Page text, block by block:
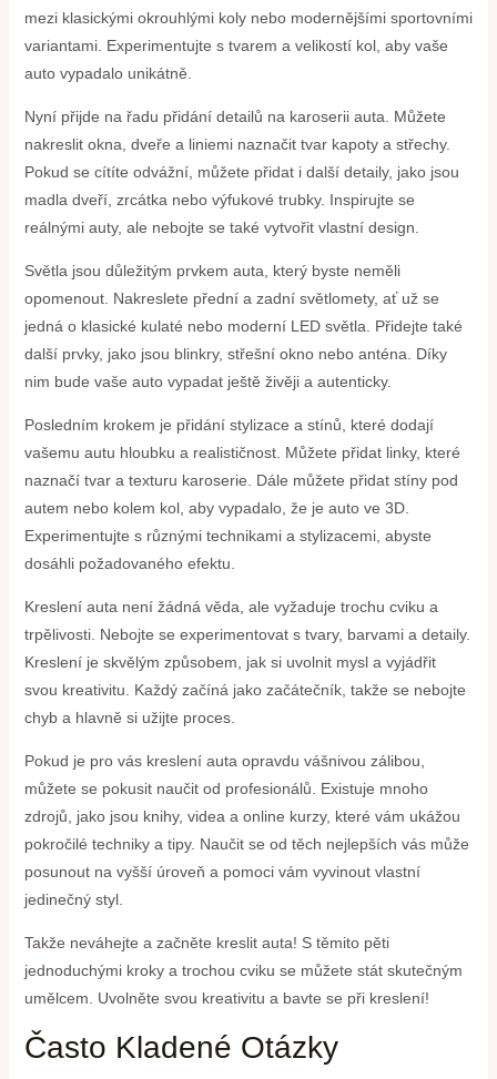
mezi klasickými okrouhlými koly nebo modernějšími sportovními
variantami. Experimentujte s tvarem a velikostí kol, aby vaše
auto vypadalo unikátně.
Nyní přijde na řadu přidání detailů na karoserii auta. Můžete
nakreslit okna, dveře a liniemi naznačit tvar kapoty a střechy.
Pokud se cítíte odvážní, můžete přidat i další detaily, jako jsou
madla dveří, zrcátka nebo výfukové trubky. Inspirujte se
reálnými auty, ale nebojte se také vytvořit vlastní design.
Světla jsou důležitým prvkem auta, který byste neměli
opomenout. Nakreslete přední a zadní světlomety, ať už se
jedná o klasické kulaté nebo moderní LED světla. Přidejte také
další prvky, jako jsou blinkry, střešní okno nebo anténa. Díky
nim bude vaše auto vypadat ještě živěji a autenticky.
Posledním krokem je přidání stylizace a stínů, které dodají
vašemu autu hloubku a realističnost. Můžete přidat linky, které
naznačí tvar a texturu karoserie. Dále můžete přidat stíny pod
autem nebo kolem kol, aby vypadalo, že je auto ve 3D.
Experimentujte s různými technikami a stylizacemi, abyste
dosáhli požadovaného efektu.
Kreslení auta není žádná věda, ale vyžaduje trochu cviku a
trpělivosti. Nebojte se experimentovat s tvary, barvami a detaily.
Kreslení je skvělým způsobem, jak si uvolnit mysl a vyjádřit
svou kreativitu. Každý začíná jako začátečník, takže se nebojte
chyb a hlavně si užijte proces.
Pokud je pro vás kreslení auta opravdu vášnivou zálibou,
můžete se pokusit naučit od profesionálů. Existuje mnoho
zdrojů, jako jsou knihy, videa a online kurzy, které vám ukážou
pokročilé techniky a tipy. Naučit se od těch nejlepších vás může
posunout na vyšší úroveň a pomoci vám vyvinout vlastní
jedinečný styl.
Takže neváhejte a začněte kreslit auta! S těmito pěti
jednoduchými kroky a trochou cviku se můžete stát skutečným
umělcem. Uvolněte svou kreativitu a bavte se při kreslení!
Často Kladené Otázky